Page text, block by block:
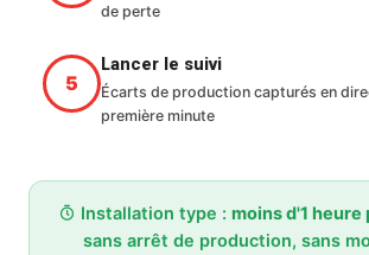
de perte
Lancer le suivi
Écarts de production capturés en
première minute
Installation type : moins d'1 heure
sans arrêt de production, sans